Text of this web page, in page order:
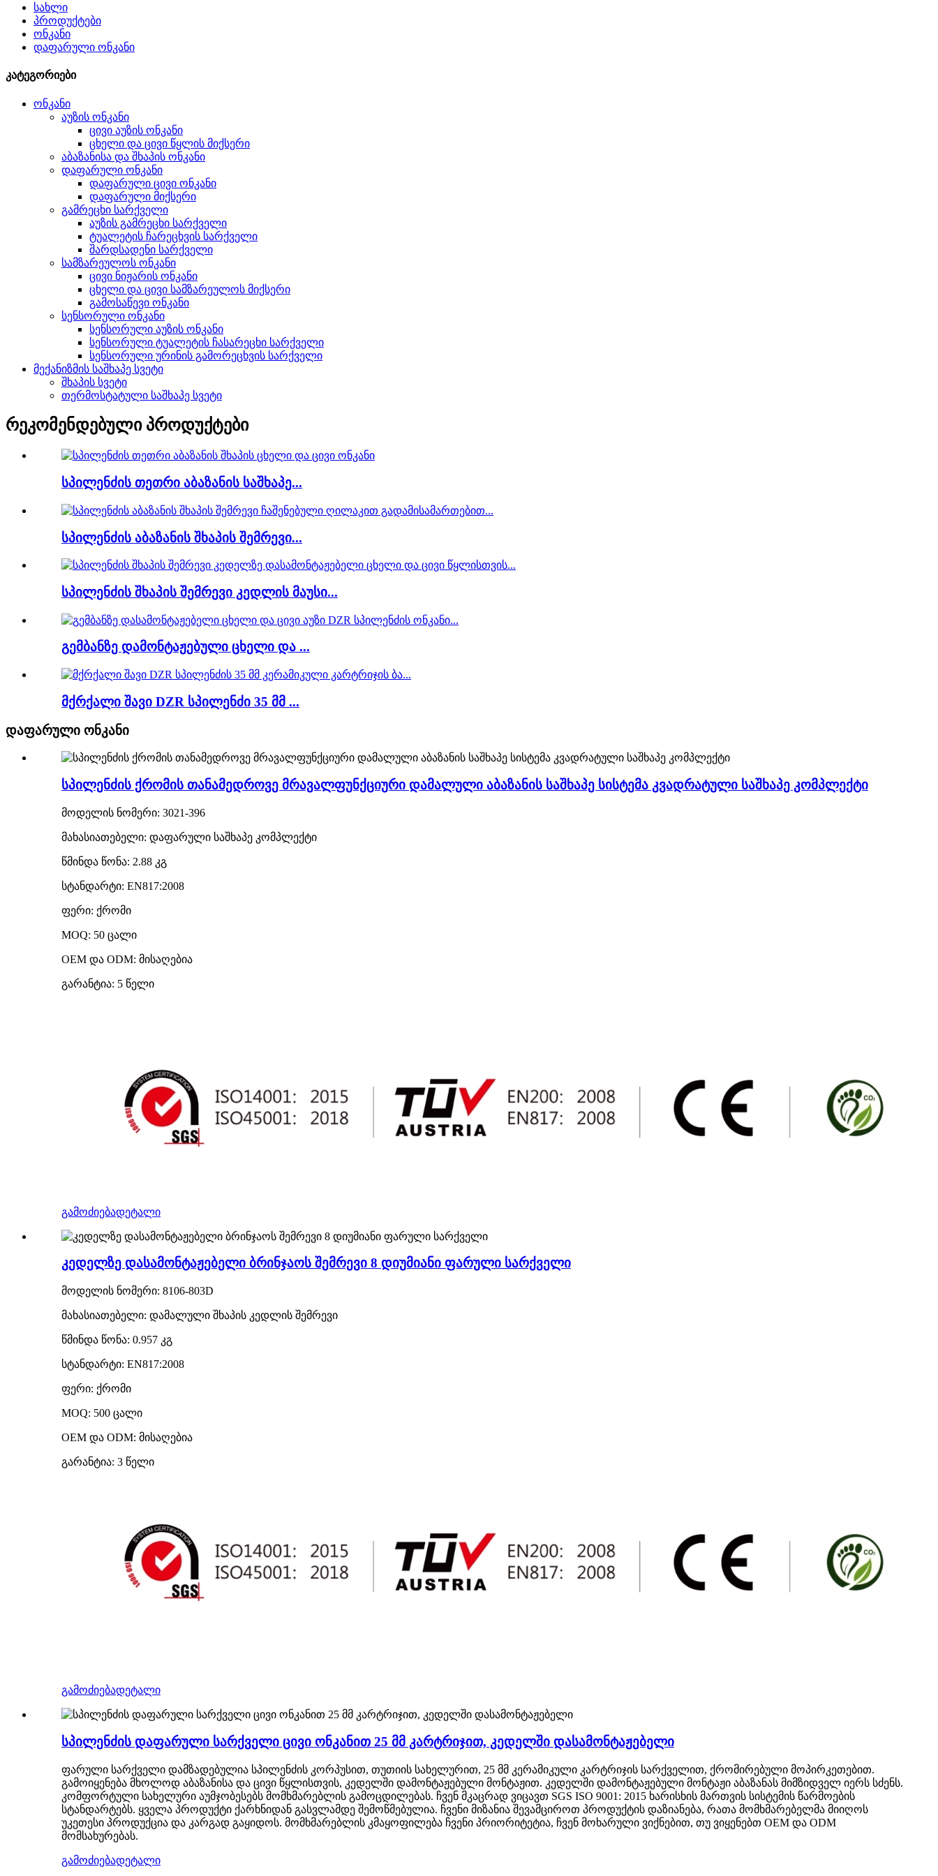
სახლი
პროდუქტები
ონკანი
დაფარული ონკანი
კატეგორიები
ონკანი
აუზის ონკანი
ცივი აუზის ონკანი
ცხელი და ცივი წყლის მიქსერი
აბაზანისა და შხაპის ონკანი
დაფარული ონკანი
დაფარული ცივი ონკანი
დაფარული მიქსერი
გამრეცხი სარქველი
აუზის გამრეცხი სარქველი
ტუალეტის ჩარეცხვის სარქველი
შარდსადენი სარქველი
სამზარეულოს ონკანი
ცივი ნიჟარის ონკანი
ცხელი და ცივი სამზარეულოს მიქსერი
გამოსაწევი ონკანი
სენსორული ონკანი
სენსორული აუზის ონკანი
სენსორული ტუალეტის ჩასარეცხი სარქველი
სენსორული ურინის გამორეცხვის სარქველი
მექანიზმის საშხაპე სვეტი
შხაპის სვეტი
თერმოსტატული საშხაპე სვეტი
რეკომენდებული პროდუქტები
სპილენძის თეთრი აბაზანის საშხაპე...
სპილენძის აბაზანის შხაპის შემრევი...
სპილენძის შხაპის შემრევი კედლის მაუსი...
გემბანზე დამონტაჟებული ცხელი და ...
მქრქალი შავი DZR სპილენძი 35 მმ ...
დაფარული ონკანი
სპილენძის ქრომის თანამედროვე მრავალფუნქციური დამალული აბაზანის საშხაპე სისტემა კვადრატული საშხაპე კომპლექტი
მოდელის ნომერი: 3021-396
მახასიათებელი: დაფარული საშხაპე კომპლექტი
წმინდა წონა: 2.88 კგ
სტანდარტი: EN817:2008
ფერი: ქრომი
MOQ: 50 ცალი
OEM და ODM: მისაღებია
გარანტია: 5 წელი
გამოძიებადეტალი
კედელზე დასამონტაჟებელი ბრინჯაოს შემრევი 8 დიუმიანი ფარული სარქველი
მოდელის ნომერი: 8106-803D
მახასიათებელი: დამალული შხაპის კედლის შემრევი
წმინდა წონა: 0.957 კგ
სტანდარტი: EN817:2008
ფერი: ქრომი
MOQ: 500 ცალი
OEM და ODM: მისაღებია
გარანტია: 3 წელი
გამოძიებადეტალი
სპილენძის დაფარული სარქველი ცივი ონკანით 25 მმ კარტრიჯით, კედელში დასამონტაჟებელი
ფარული სარქველი დამზადებულია სპილენძის კორპუსით, თუთიის სახელურით, 25 მმ კერამიკული კარტრიჯის სარქველით, ქრომირებული მოპირკეთებით.
გამოიყენება მხოლოდ აბაზანისა და ცივი წყლისთვის, კედელში დამონტაჟებული მონტაჟით. კედელში დამონტაჟებული მონტაჟი აბაზანას მიმზიდველ იერს სძენს.
კომფორტული სახელური აუმჯობესებს მომხმარებლის გამოცდილებას. ჩვენ მკაცრად ვიცავთ SGS ISO 9001: 2015 ხარისხის მართვის სისტემის წარმოების
სტანდარტებს. ყველა პროდუქტი ქარხნიდან გასვლამდე შემოწმებულია. ჩვენი მიზანია შევამციროთ პროდუქტის დაზიანება, რათა მომხმარებელმა მიიღოს
უკეთესი პროდუქცია და კარგად გაყიდოს. მომხმარებლის კმაყოფილება ჩვენი პრიორიტეტია, ჩვენ მოხარული ვიქნებით, თუ ვიყენებთ OEM და ODM
მომსახურებას.
გამოძიებადეტალი